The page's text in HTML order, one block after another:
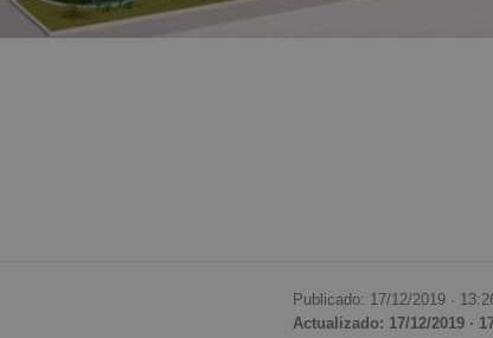
Publicado: 17/12/2019 ·
Actualizado: 17/12/2019 ·